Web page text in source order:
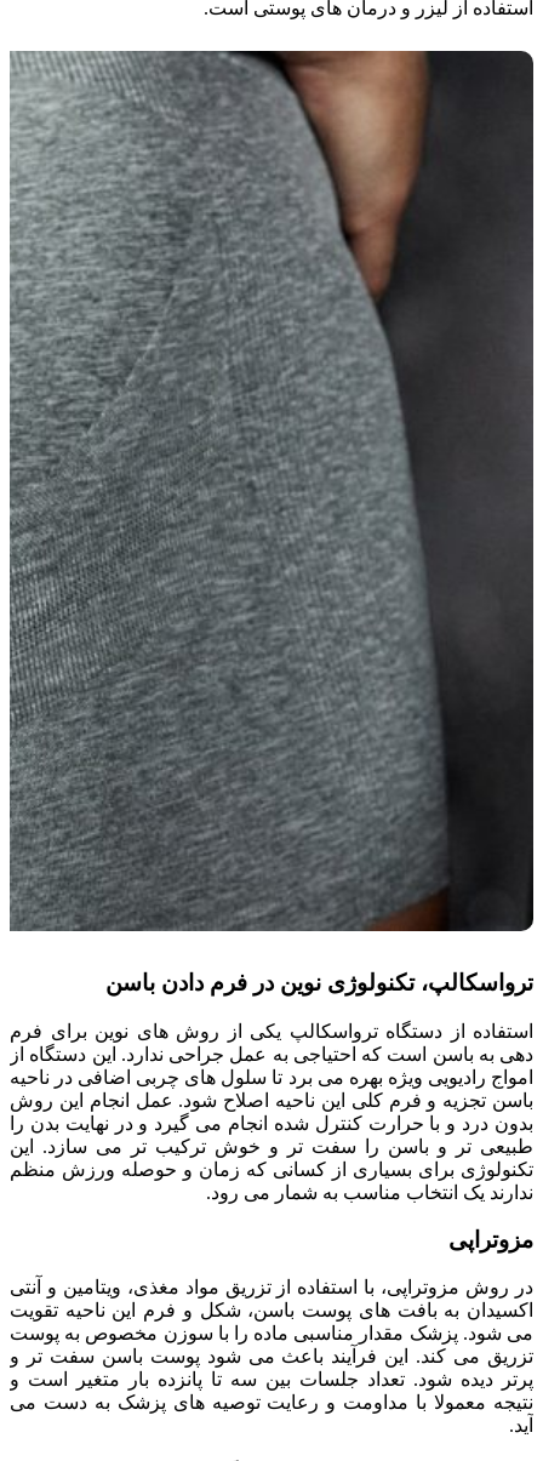
استفاده از لیزر و درمان های پوستی است.
ترواسکالپ، تکنولوژی نوین در فرم دادن باسن
استفاده از دستگاه ترواسکالپ یکی از روش های نوین برای فرم
دهی به باسن است که احتیاجی به عمل جراحی ندارد. این دستگاه از
امواج رادیویی ویژه بهره می برد تا سلول های چربی اضافی در ناحیه
باسن تجزیه و فرم کلی این ناحیه اصلاح شود. عمل انجام این روش
بدون درد و با حرارت کنترل شده انجام می گیرد و در نهایت بدن را
طبیعی تر و باسن را سفت تر و خوش ترکیب تر می سازد. این
تکنولوژی برای بسیاری از کسانی که زمان و حوصله ورزش منظم
ندارند یک انتخاب مناسب به شمار می رود.
مزوتراپی
در روش مزوتراپی، با استفاده از تزریق مواد مغذی، ویتامین و آنتی
اکسیدان به بافت های پوست باسن، شکل و فرم این ناحیه تقویت
می شود. پزشک مقدار مناسبی ماده را با سوزن مخصوص به پوست
تزریق می کند. این فرآیند باعث می شود پوست باسن سفت تر و
پرتر دیده شود. تعداد جلسات بین سه تا پانزده بار متغیر است و
نتیجه معمولا با مداومت و رعایت توصیه های پزشک به دست می
آید.